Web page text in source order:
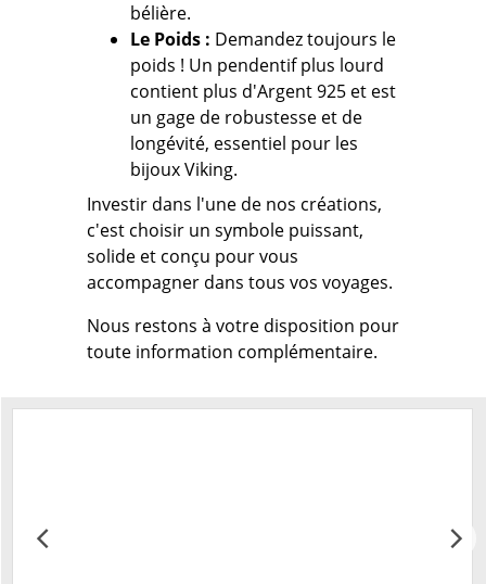
bélière.
Le Poids : Demandez toujours le
poids ! Un pendentif plus lourd
contient plus d'Argent 925 et est
un gage de robustesse et de
longévité, essentiel pour les
bijoux Viking.
Investir dans l'une de nos créations,
c'est choisir un symbole puissant,
solide et conçu pour vous
accompagner dans tous vos voyages.
Nous restons à votre disposition pour
toute information complémentaire.